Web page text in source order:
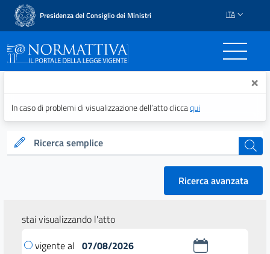
Presidenza del Consiglio dei Ministri ITA
Normattiva - Il portale ×
In caso di problemi di visualizzazione dell’atto cliccaqui
Ricerca semplice cerca
Ricerca avanzata
stai visualizzando l'atto
vigente al